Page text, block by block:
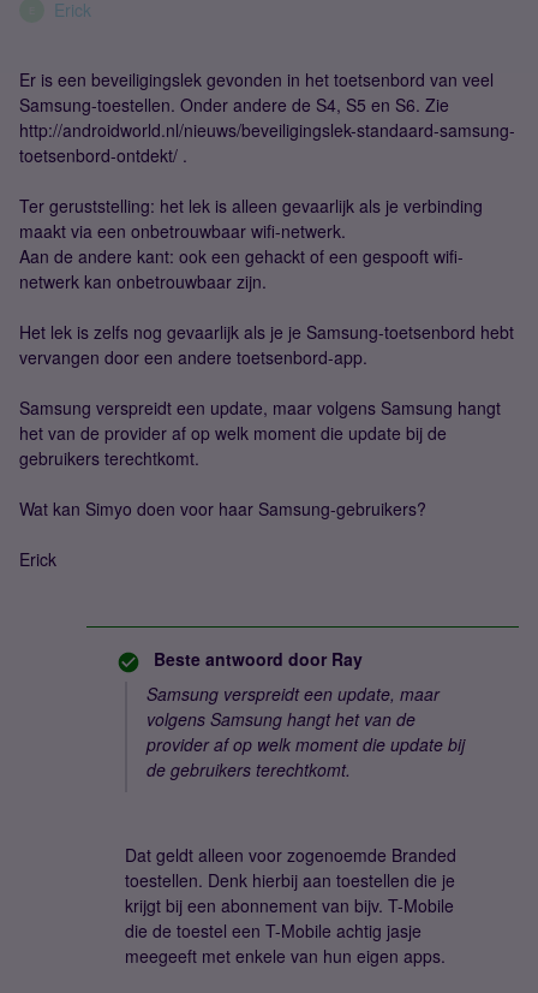
Erick
Er is een beveiligingslek gevonden in het toetsenbord van veel
Samsung-toestellen. Onder andere de S4, S5 en S6. Zie
http://androidworld.nl/nieuws/beveiligingslek-standaard-samsung-
toetsenbord-ontdekt/ .
Ter geruststelling: het lek is alleen gevaarlijk als je verbinding
maakt via een onbetrouwbaar wifi-netwerk.
Aan de andere kant: ook een gehackt of een gespooft wifi-
netwerk kan onbetrouwbaar zijn.
Het lek is zelfs nog gevaarlijk als je je Samsung-toetsenbord hebt
vervangen door een andere toetsenbord-app.
Samsung verspreidt een update, maar volgens Samsung hangt
het van de provider af op welk moment die update bij de
gebruikers terechtkomt.
Wat kan Simyo doen voor haar Samsung-gebruikers?
Erick
Beste antwoord door Ray
Samsung verspreidt een update, maar
volgens Samsung hangt het van de
provider af op welk moment die update bij
de gebruikers terechtkomt.
Dat geldt alleen voor zogenoemde Branded
toestellen. Denk hierbij aan toestellen die je
krijgt bij een abonnement van bijv. T-Mobile
die de toestel een T-Mobile achtig jasje
meegeeft met enkele van hun eigen apps.